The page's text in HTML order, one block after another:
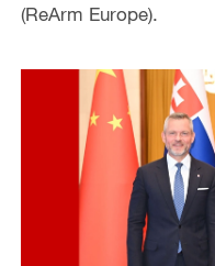
(ReArm Europe).